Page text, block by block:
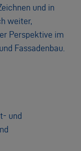
und in
weiter,
Perspektive im
Fassadenbau.
und